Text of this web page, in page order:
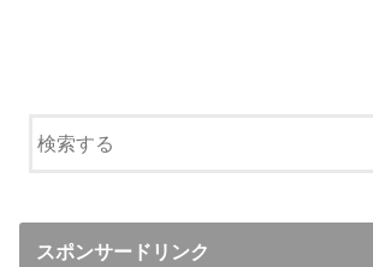
スポンサードリンク